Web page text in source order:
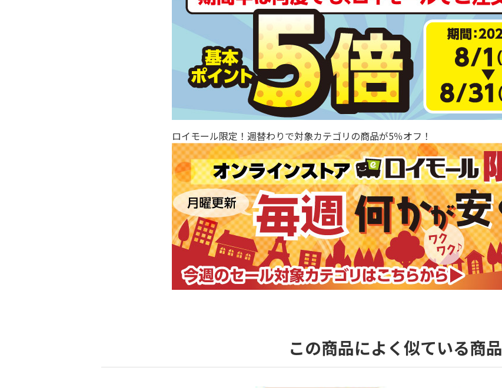
ロイモール限定！週替わりで対象カテゴリの商品が5％オフ！
この商品によく似ている商品